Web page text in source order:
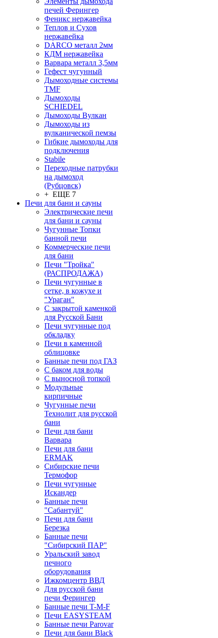
печей Ферингер
Феникс нержавейка
Теплов и Сухов
нержавейка
DARCO металл 2мм
КДМ нержавейка
Варвара металл 3,5мм
Гефест чугунный
Дымоходные системы
TMF
Дымоходы
SCHIEDEL
Дымоходы Вулкан
Дымоходы из
вулканической пемзы
Гибкие дымоходы для
подключения
Stabile
Переходные патрубки
на дымоход
(Рубцовск)
+ ЕЩЕ 7
Печи для бани и сауны
Электрические печи
для бани и сауны
Чугунные Топки
банной печи
Коммерческие печи
для бани
Печи "Тройка"
(РАСПРОДАЖА)
Печи чугунные в
сетке, в кожухе и
"Ураган"
С закрытой каменкой
для Русской Бани
Печи чугунные под
обкладку
Печи в каменной
облицовке
Банные печи под ГАЗ
С баком для воды
С выносной топкой
Модульные
кирпичные
Чугунные печи
Технолит для русской
бани
Печи для бани
Варвара
Печи для бани
ERMAK
Сибирские печи
Термофор
Печи чугунные
Искандер
Банные печи
"Сабантуй"
Печи для бани
Березка
Банные печи
"Сибирский ПАР"
Уральский завод
печного
оборудования
Ижкомцентр ВВД
Для русской бани
печи Ферингер
Банные печи T-M-F
Печи EASYSTEAM
Банные печи Parovar
Печи для бани Black